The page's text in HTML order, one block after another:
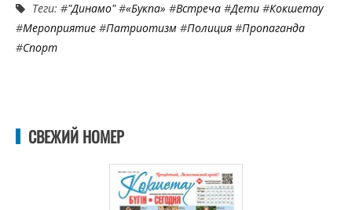
Теги: #"Динамо"#«Букпа» #Встреча #Дети #Кокшетау
#Мероприятие #Патриотизм #Полиция #Пропаганда
#Спорт
СВЕЖИЙ НОМЕР